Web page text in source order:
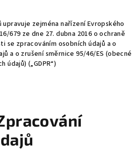
zejména nařízení Evropského
679 ze dne 27. dubna 2016 o ochraně
se zpracováním osobních údajů a o
a o zrušení směrnice 95/46/ES (obecné
údajů) („GDPR“)